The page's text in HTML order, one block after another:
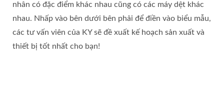
nhân có đặc điểm khác nhau cũng có các máy dệt khác
nhau. Nhấp vào bên dưới bên phải để điền vào biểu mẫu,
các tư vấn viên của KY sẽ đề xuất kế hoạch sản xuất và
thiết bị tốt nhất cho bạn!